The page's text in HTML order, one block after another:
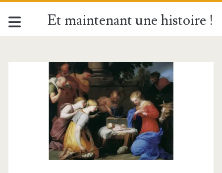
Et maintenant une histoire !
Catégorie :
<span>Cocagne,
Jehan
de</span>